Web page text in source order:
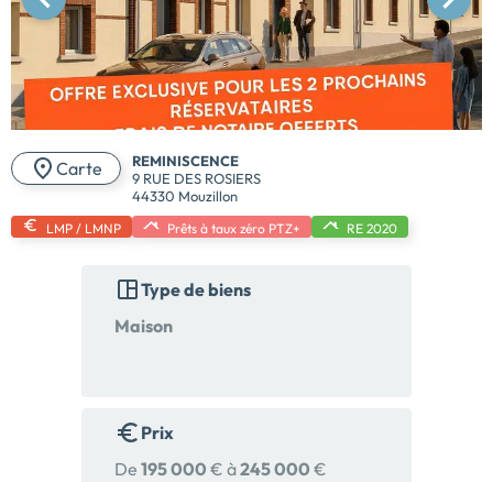
Carte
REMINISCENCE
9 RUE DES ROSIERS
44330 Mouzillon
LMP / LMNP Prêts à taux zéro PTZ+ RE 2020
Type de biens
Maison
Prix
De 195 000 € à245 000 €